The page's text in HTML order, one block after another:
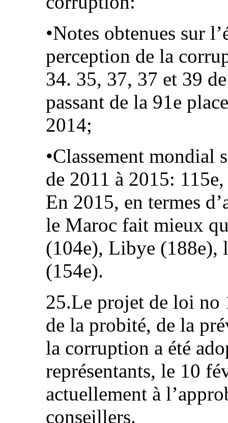
•Notes obtenues sur
perception de la
34. 35, 37, 37 et 39
passant de la 91e
2014;
•Classement mondial
de 2011 à 2015:
En 2015, en termes
le Maroc fait mieux
(104e), Libye (188e),
(154e).
25.Le projet de loi no
de la probité, de la
la corruption a été
représentants, le 10
actuellement à
conseillers.